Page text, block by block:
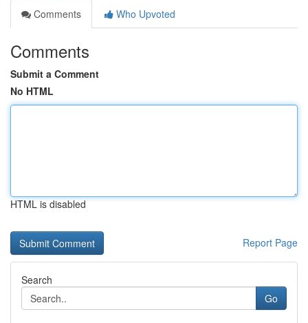
Comments
Who Upvoted
Comments
Submit a Comment
No HTML
HTML is disabled
Report Page
Search
Go